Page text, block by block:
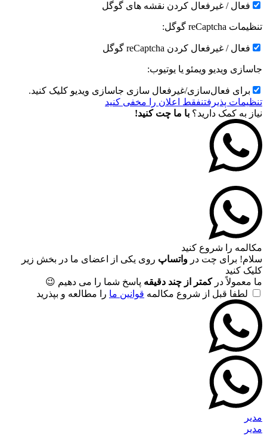
فعال / غیرفعال کردن نقشه های گوگل
تنظیمات reCaptcha گوگل:
فعال / غیرفعال کردن reCaptcha گوگل
جاسازی ویدیو ویمئو یا یوتیوب:
برای فعال‌سازی/غیرفعال سازی جاسازی ویدیو کلیک کنید.
تنظیمات پذیرفتنفقط اعلان را مخفی کنید
نیاز به کمک دارید؟ با ما چت کنید!
مکالمه را شروع کنید
سلام! برای چت در واتساپ روی یکی از اعضای ما در بخش زیر
کلیک کنید
ما معمولاً درکمتر از چند دقیقه پاسخ شما را می دهیم 😉
لطفا قبل از شروع مکالمه قوانین ما را مطالعه و بپذرید
مدیر
مدیر